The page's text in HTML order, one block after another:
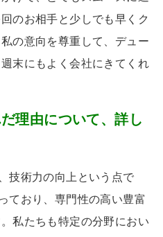
のお相手と少しでも早くク
の意向を尊重して、デュー
末にもよく会社にきてくれ
理由について、詳し
技術力の向上という点で
ており、専門性の高い豊富
私たちも特定の分野におい